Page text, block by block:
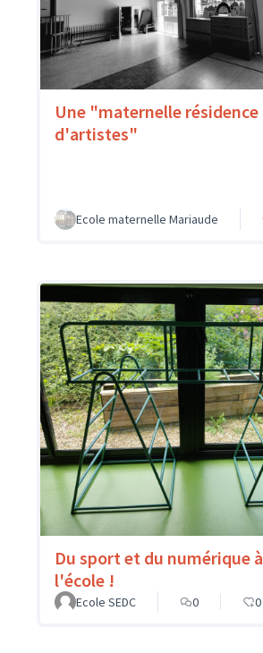
Une "maternelle résidence
d'artistes"
Ecole maternelle Mariaude
Du sport et du numérique à
l'école !
Ecole SEDC
0 0